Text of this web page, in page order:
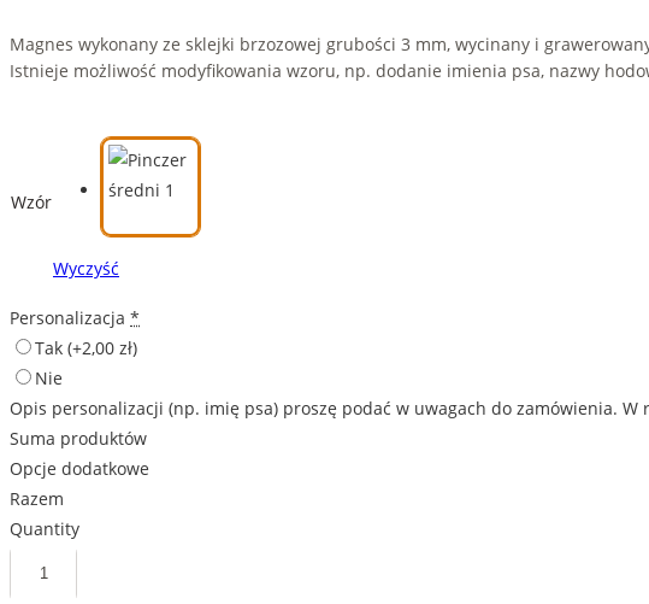
Magnes wykonany ze sklejki brzozowej grubości 3 mm, wycinany i
Istnieje możliwość modyfikowania wzoru, np. dodanie imienia psa, nazwy
Wzór
Wyczyść
Personalizacja *
Tak (+2,00 zł)
Nie
Opis personalizacji (np. imię psa) proszę podać w uwagach do zamówienia.
Suma produktów
Opcje dodatkowe
Razem
Quantity